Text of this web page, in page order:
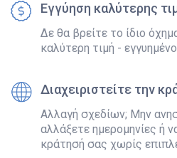
Εγγύηση καλύτερης
Δε θα βρείτε το ίδιο
καλύτερη τιμή -
Διαχειριστείτε την
Αλλαγή σχεδίων; Μην
αλλάξετε ημερομηνίες ή
κράτησή σας χωρίς